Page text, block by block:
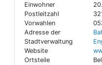
Einwohner
Postleitzahl
Vorwahlen
Adresse der
Stadtverwaltung
Website
Ortsteile